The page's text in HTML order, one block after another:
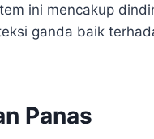
ini mencakup
ganda baik
Panas